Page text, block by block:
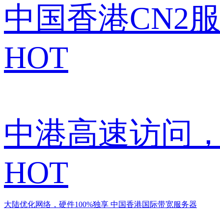
中国香港CN2
HOT
中港高速访问
HOT
大陆优化网络，硬件100%独享 中国香港国际带宽服务器